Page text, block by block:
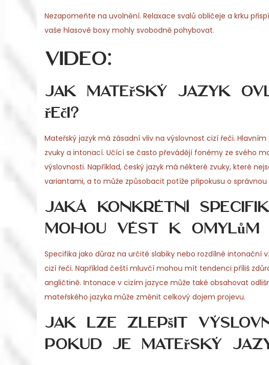
Nezapomeňte na uvolnění. Relaxace svalů obličeje a krku
vaše hlasové boxy mohly svobodně pohybovat.
Video:
Jak mateřský jazyk
řeči?
Mateřský jazyk má zásadní vliv na výslovnost cizí řeči.
zvuky a intonací. Učící se často převádějí fonémy ze svého
výslovnosti. Například, český jazyk má některé zvuky, které
variantami, a to může způsobacit potíže připokusu o
Jaká konkrétní
mohou vést k omylům
Specifika jako důraz na určité slabiky nebo rozdílné
cizí řeči. Například čeští mluvčí mohou mít tendenci příliš
angličtině. Intonace v cizím jazyce může také obsahovat
mateřského jazyka může změnit celkový dojem projevu.
Jak lze zlepšit
pokud je mateřský